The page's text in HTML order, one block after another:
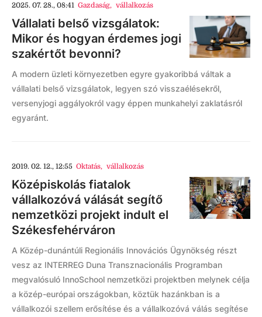
2025. 07. 28., 08:41 Gazdaság, vállalkozás
Vállalati belső vizsgálatok:
Mikor és hogyan érdemes jogi
szakértőt bevonni?
A modern üzleti környezetben egyre gyakoribbá váltak a
vállalati belső vizsgálatok, legyen szó visszaélésekről,
versenyjogi aggályokról vagy éppen munkahelyi zaklatásról
egyaránt.
2019. 02. 12., 12:55 Oktatás, vállalkozás
Középiskolás fiatalok
vállalkozóvá válását segítő
nemzetközi projekt indult el
Székesfehérváron
A Közép-dunántúli Regionális Innovációs Ügynökség részt
vesz az INTERREG Duna Transznacionális Programban
megvalósuló InnoSchool nemzetközi projektben melynek célja
a közép-európai országokban, köztük hazánkban is a
vállalkozói szellem erősítése és a vállalkozóvá válás segítése